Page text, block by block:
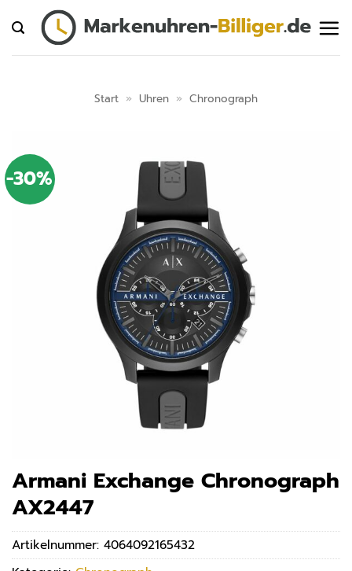
Inhalt
springen
Start » Uhren » Chronograph
-30%
Armani Exchange Chronograph
AX2447
Artikelnummer: 4064092165432